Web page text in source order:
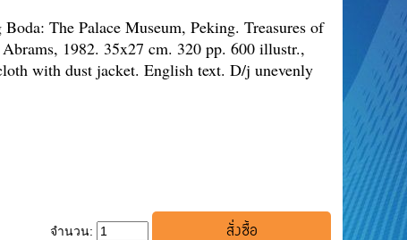
The Palace Museum, Peking. Treasures of
Abrams, 1982. 35x27 cm. 320 pp. 600 illustr.,
with dust jacket. English text. D/j unevenly
as new.
จำนวน: